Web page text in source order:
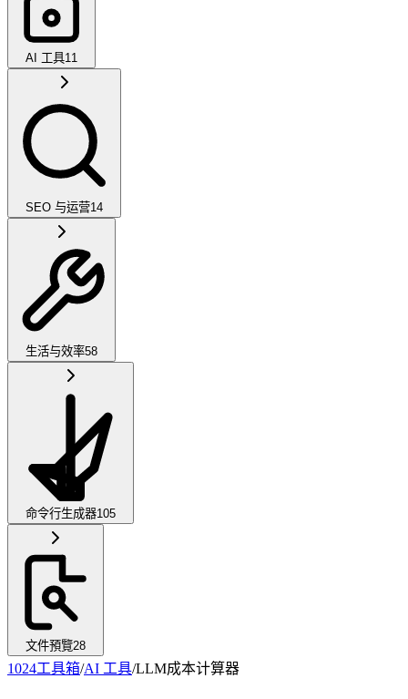
AI 工具11
SEO 与运营14
生活与效率58
命令行生成器105
文件預覽28
1024工具箱/AI 工具/LLM成本计算器